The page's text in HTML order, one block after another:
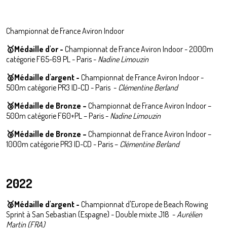
Championnat de France Aviron Indoor
🥇Médaille d'or - Championnat de France Aviron Indoor - 2000m
catégorie F65-69 PL - Paris - Nadine Limouzin
🥈Médaille d'argent - Championnat de France Aviron Indoor -
500m catégorie PR3 ID-CD - Paris - Clémentine Berland
🥉Médaille de Bronze – Championnat de France Aviron Indoor –
500m catégorie F60+PL – Paris - Nadine Limouzin
🥉Médaille de Bronze – Championnat de France Aviron Indoor –
1000m catégorie PR3 ID-CD - Paris – Clémentine Berland
2022
🥈Médaille d'argent - Championnat d'Europe de Beach Rowing
Sprint à San Sebastian (Espagne) - Double mixte J18 -Aurélien
Martin (FRA)